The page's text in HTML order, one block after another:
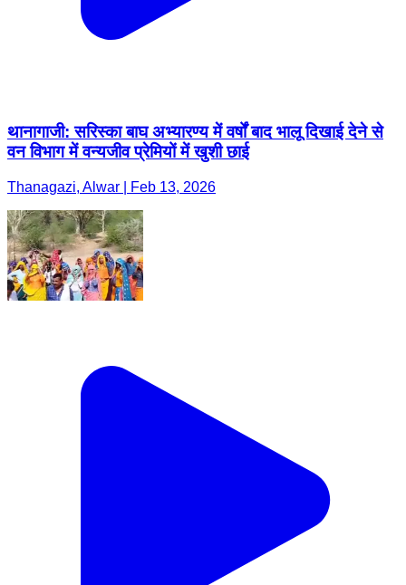
थानागाजी: सरिस्का बाघ अभ्यारण्य में वर्षों बाद भालू दिखाई देने से
वन विभाग में वन्यजीव प्रेमियों में खुशी छाई
Thanagazi, Alwar | Feb 13, 2026